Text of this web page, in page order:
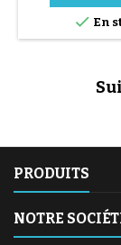
 En
PRODUITS
NOTRE